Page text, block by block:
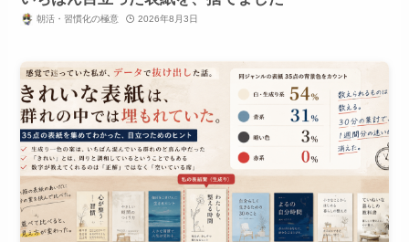
朝活・習慣化の極意 2026年8月3日